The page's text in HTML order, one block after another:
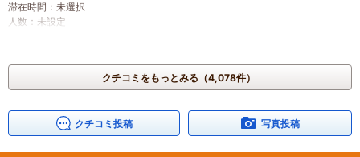
滞在時間 ： 未選択
人数 ： 未設定
クチコミをもっとみる（4,078件）
クチコミ投稿 写真投稿